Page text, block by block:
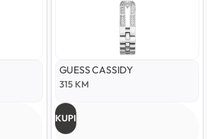
GUESS CASSIDY
315 KM
KUPI